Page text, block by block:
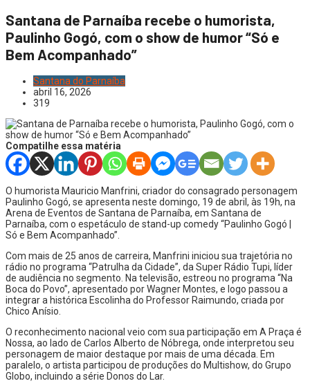
Santana de Parnaíba recebe o humorista,
Paulinho Gogó, com o show de humor “Só e
Bem Acompanhado”
Santana do Parnaíba
abril 16, 2026
319
Compatilhe essa matéria
O humorista Mauricio Manfrini, criador do consagrado personagem
Paulinho Gogó, se apresenta neste domingo, 19 de abril, às 19h, na
Arena de Eventos de Santana de Parnaíba, em Santana de
Parnaíba, com o espetáculo de stand-up comedy “Paulinho Gogó |
Só e Bem Acompanhado”.
Com mais de 25 anos de carreira, Manfrini iniciou sua trajetória no
rádio no programa “Patrulha da Cidade”, da Super Rádio Tupi, líder
de audiência no segmento. Na televisão, estreou no programa “Na
Boca do Povo”, apresentado por Wagner Montes, e logo passou a
integrar a histórica Escolinha do Professor Raimundo, criada por
Chico Anísio.
O reconhecimento nacional veio com sua participação em A Praça é
Nossa, ao lado de Carlos Alberto de Nóbrega, onde interpretou seu
personagem de maior destaque por mais de uma década. Em
paralelo, o artista participou de produções do Multishow, do Grupo
Globo, incluindo a série Donos do Lar.